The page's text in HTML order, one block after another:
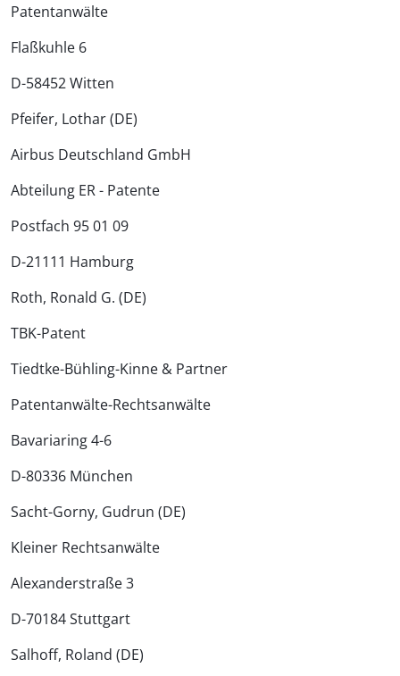
Patentanwälte
Flaßkuhle 6
D-58452 Witten
Pfeifer, Lothar (DE)
Airbus Deutschland GmbH
Abteilung ER - Patente
Postfach 95 01 09
D-21111 Hamburg
Roth, Ronald G. (DE)
TBK-Patent
Tiedtke-Bühling-Kinne & Partner
Patentanwälte-Rechtsanwälte
Bavariaring 4-6
D-80336 München
Sacht-Gorny, Gudrun (DE)
Kleiner Rechtsanwälte
Alexanderstraße 3
D-70184 Stuttgart
Salhoff, Roland (DE)